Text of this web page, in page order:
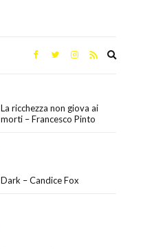
La ricchezza non giova ai
morti – Francesco Pinto
Dark – Candice Fox